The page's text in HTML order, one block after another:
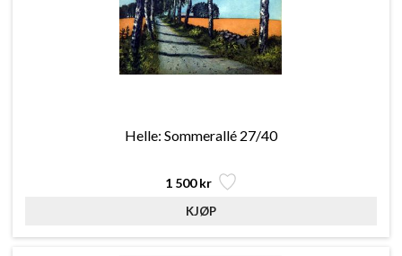
Helle: Sommerallé 27/40
1 500 kr